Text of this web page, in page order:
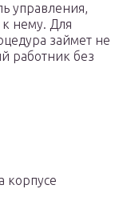
управления,
к нему. Для
займет не
работник без
корпусе